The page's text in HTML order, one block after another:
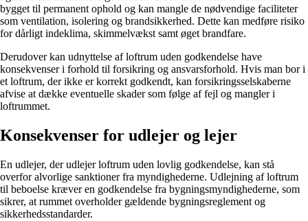
bygget til permanent ophold og kan mangle de nødvendige faciliteter
som ventilation, isolering og brandsikkerhed. Dette kan medføre risiko
for dårligt indeklima, skimmelvækst samt øget brandfare.
Derudover kan udnyttelse af loftrum uden godkendelse have
konsekvenser i forhold til forsikring og ansvarsforhold. Hvis man bor i
et loftrum, der ikke er korrekt godkendt, kan forsikringsselskaberne
afvise at dække eventuelle skader som følge af fejl og mangler i
loftrummet.
Konsekvenser for udlejer og lejer
En udlejer, der udlejer loftrum uden lovlig godkendelse, kan stå
overfor alvorlige sanktioner fra myndighederne. Udlejning af loftrum
til beboelse kræver en godkendelse fra bygningsmyndighederne, som
sikrer, at rummet overholder gældende bygningsreglement og
sikkerhedsstandarder.